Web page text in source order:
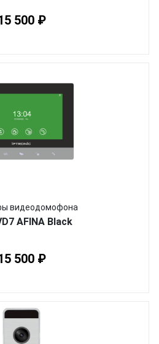
500 ₽
видеодомофона
AFINA Black
500 ₽